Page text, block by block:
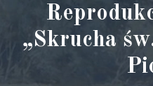
„Skrucha